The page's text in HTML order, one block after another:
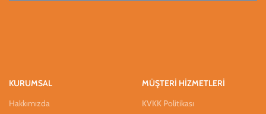
KURUMSAL
Hakkımızda
MÜŞTERİ HİZMETLERİ
KVKK Politikası